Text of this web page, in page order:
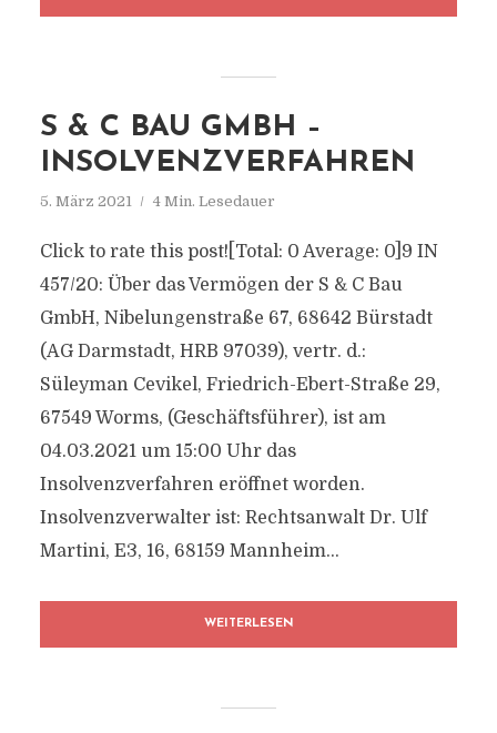
S & C BAU GMBH –
INSOLVENZVERFAHREN
5. März 2021 4 Min. Lesedauer
Click to rate this post![Total: 0 Average: 0]9 IN
457/20: Über das Vermögen der S & C Bau
GmbH, Nibelungenstraße 67, 68642 Bürstadt
(AG Darmstadt, HRB 97039), vertr. d.:
Süleyman Cevikel, Friedrich-Ebert-Straße 29,
67549 Worms, (Geschäftsführer), ist am
04.03.2021 um 15:00 Uhr das
Insolvenzverfahren eröffnet worden.
Insolvenzverwalter ist: Rechtsanwalt Dr. Ulf
Martini, E3, 16, 68159 Mannheim...
WEITERLESEN